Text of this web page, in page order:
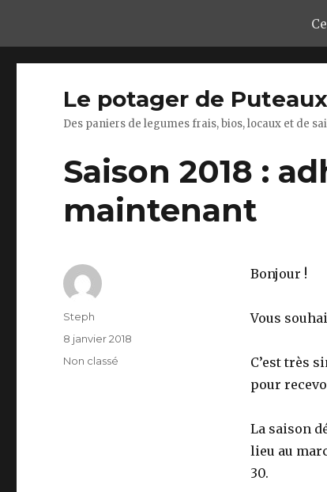
Le potager de
Des paniers de legumes frais, bios, locaux et de
Saison 2018 :
maintenant
Bonjour !
Vous
C’est très
pour
La saison
lieu au
30.
Auteur
Steph
Publié
le
8 janvier 2018
Catégories
Non classé